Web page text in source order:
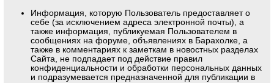
Информация, которую Пользователь предоставляет о
себе (за исключением адреса электронной почты), а
также информация, публикуемая Пользователем в
сообщениях на форуме, объявлениях в Барахолке, а
также в комментариях к заметкам в новостных разделах
Сайта, не подпадает под действие правил
конфиденциальности и обработки персональных данных
и подразумевается предназначенной для публикации в